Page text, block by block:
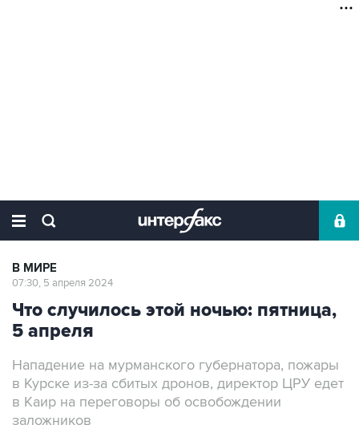
В МИРЕ
07:30, 5 апреля 2024
Что случилось этой ночью: пятница,
5 апреля
Нападение на мурманского губернатора, пожары
в Курске из-за сбитых дронов, директор ЦРУ едет
в Каир на переговоры об освобождении
заложников